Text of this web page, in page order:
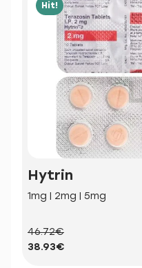
Hit!
Hytrin
1mg | 2mg | 5mg
46.72€
38.93€